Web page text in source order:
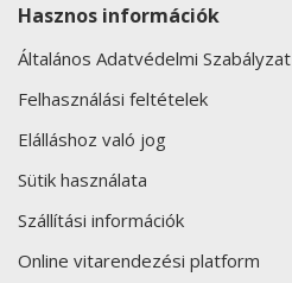
Hasznos információk
Általános Adatvédelmi Szabályzat
Felhasználási feltételek
Elálláshoz való jog
Sütik használata
Szállítási információk
Online vitarendezési platform